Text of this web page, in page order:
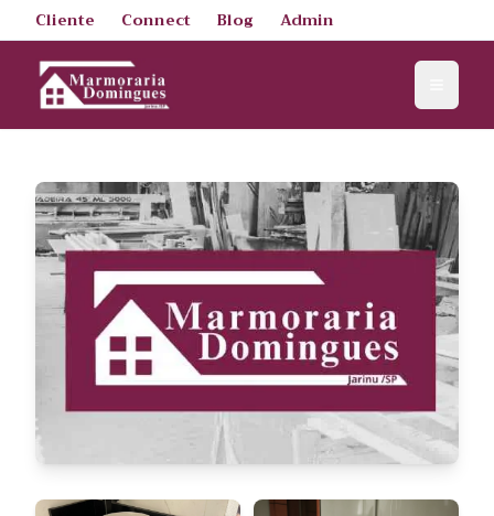
Cliente Connect Blog Admin